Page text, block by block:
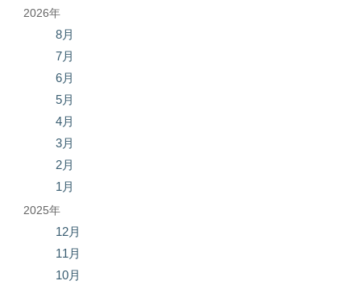
2026年
8月
7月
6月
5月
4月
3月
2月
1月
2025年
12月
11月
10月